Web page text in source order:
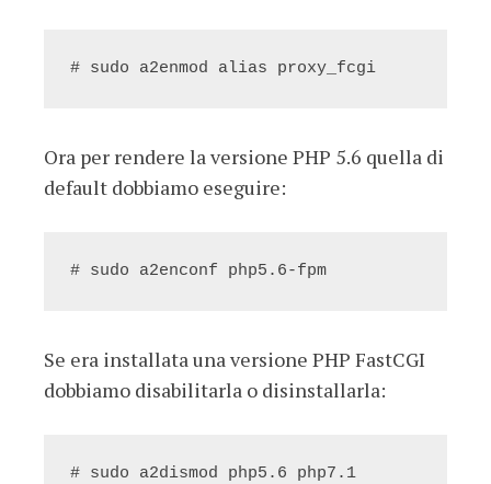
# sudo a2enmod alias proxy_fcgi
Ora per rendere la versione PHP 5.6 quella di
default dobbiamo eseguire:
# sudo a2enconf php5.6-fpm
Se era installata una versione PHP FastCGI
dobbiamo disabilitarla o disinstallarla:
# sudo a2dismod php5.6 php7.1